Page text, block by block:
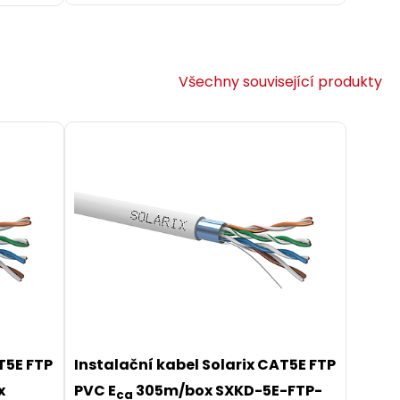
Všechny související produkty
FTP
Instalační kabel Solarix CAT5E FTP
PVC Eca 305m/box SXKD-5E-FTP-